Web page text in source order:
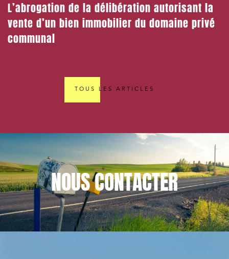
L’abrogation de la délibération autorisant la
vente d’un bien immobilier du domaine privé
communal
TOUS LES ARTICLES
NOUSCONTACTER